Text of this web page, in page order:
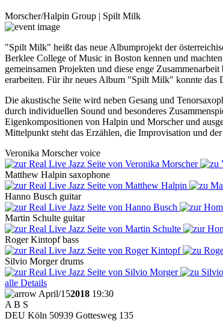
Morscher/Halpin Group | Spilt Milk
"Spilt Milk" heißt das neue Albumprojekt der
Berklee College of Music in Boston kennen und
gemeinsamen Projekten und diese enge
erarbeiten. Für ihr neues Album "Spilt Milk" konnte
Die akustische Seite wird neben Gesang und
durch individuellen Sound und besonderes
Eigenkompositionen von Halpin und Morscher und
Mittelpunkt steht das Erzählen, die Improvisation und der
Veronika Morscher voice
Matthew Halpin saxophone
Hanno Busch guitar
Martin Schulte guitar
Roger Kintopf bass
Silvio Morger drums
alle Details
April/152018 19:30
A B S
DEU Köln 50939 Gottesweg 135